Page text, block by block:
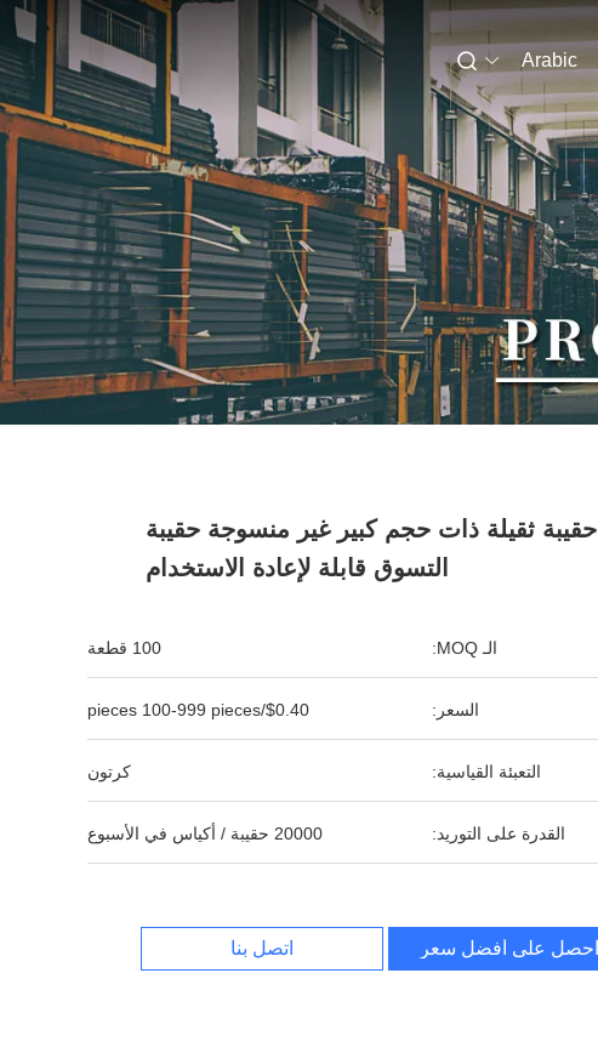
Arabic
حقيبة ثقيلة ذات حجم كبير غير منسوجة حقيبة
التسوق قابلة لإعادة الاستخدام
الـ MOQ: 100 قطعة
السعر: $0.40/pieces 100-999 pieces
التعبئة القياسية: كرتون
القدرة على التوريد: 20000 حقيبة / أكياس في الأسبوع
احصل على أفضل سعر اتصل بنا